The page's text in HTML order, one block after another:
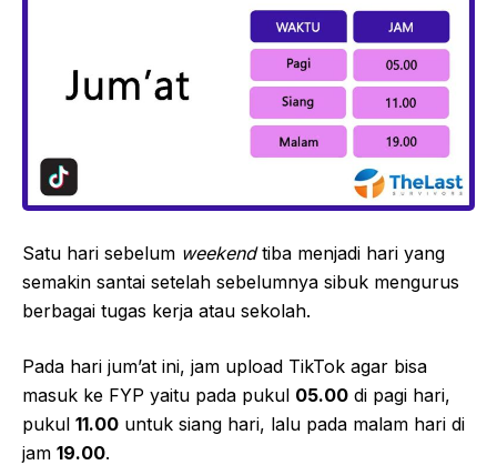
Satu hari sebelum weekendtiba menjadi hari yang
semakin santai setelah sebelumnya sibuk mengurus
berbagai tugas kerja atau sekolah.
Pada hari jum’at ini, jam upload TikTok agar bisa
masuk ke FYP yaitu pada pukul 05.00 di pagi hari,
pukul 11.00 untuk siang hari, lalu pada malam hari di
jam 19.00.